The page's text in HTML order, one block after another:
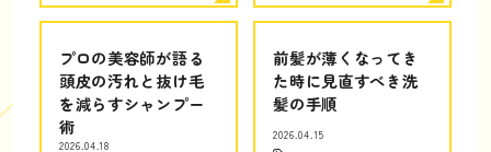
プロの美容師が語る
頭皮の汚れと抜け毛
を減らすシャンプー
術
2026.04.18
前髪が薄くなってき
た時に見直すべき洗
髪の手順
2026.04.15